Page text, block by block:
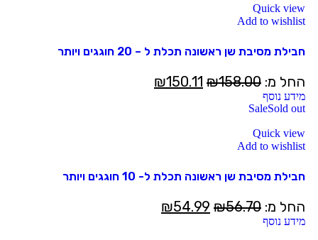
Quick view
Add to wishlist
חבילת מסיבת שן ראשונה תכלת ל – 20 חוגגים ויותר
החל מ: ₪158.00
₪150.11
מידע נוסף
SaleSold out
Quick view
Add to wishlist
חבילת מסיבת שן ראשונה תכלת ל- 10 חוגגים ויותר
החל מ: ₪56.70
₪54.99
מידע נוסף